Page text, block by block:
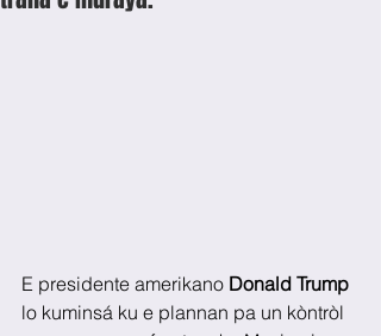
E presidente amerikano Donald Trump
lo kuminsá ku e plannan pa un kòntròl